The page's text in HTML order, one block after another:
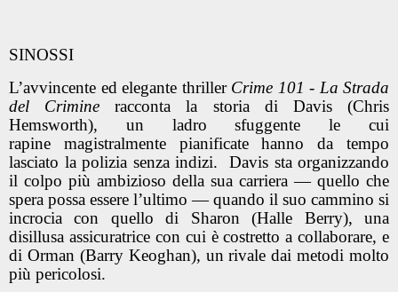
SINOSSI
L’avvincente ed elegante thriller Crime 101 - La Strada
del Crimine racconta la storia di Davis (Chris
Hemsworth), un ladro sfuggente le cui
rapine magistralmente pianificate hanno da tempo
lasciato la polizia senza indizi. Davis sta organizzando
il colpo più ambizioso della sua carriera — quello che
spera possa essere l’ultimo — quando il suo cammino si
incrocia con quello di Sharon (Halle Berry), una
disillusa assicuratrice con cui è costretto a collaborare, e
di Orman (Barry Keoghan), un rivale dai metodi molto
più pericolosi.